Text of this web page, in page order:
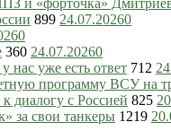
899 24.07.20260
0
360 24.07.20260
нас уже есть ответ 712
программу ВСУ на
диалогу с Россией 825
за свои танкеры 1219